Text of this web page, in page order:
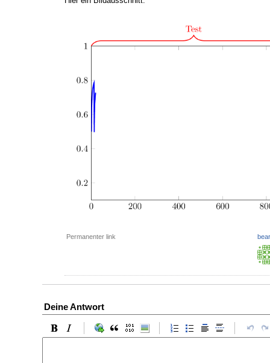
Permanenter link
Deine Antwort